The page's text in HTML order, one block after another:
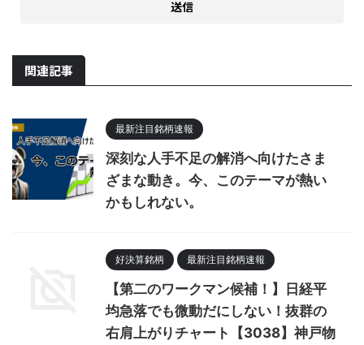
関連記事
最新注目銘柄速報
深刻な人手不足の解消へ向けたさま
ざまな動き。今、このテーマが熱い
かもしれない。
好決算銘柄 最新注目銘柄速報
【第二のワークマン候補！】日経平
均急落でも微動だにしない！抜群の
右肩上がりチャート【3038】神戸物